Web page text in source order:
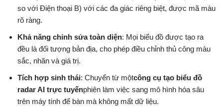
so với Điện thoại B) với các đa giác riêng biệt, được mã màu
rõ ràng.
Khả năng chỉnh sửa toàn diện: Mọi biểu đồ được tạo ra
đều là đối tượng bản địa, cho phép điều chỉnh thủ công màu
sắc, nhãn và giá trị.
Tích hợp sinh thái: Chuyển từ mộtcông cụ tạo biểu đồ
radar AI trực tuyếnphiên làm việc sang mô hình hóa sâu
trên máy tính để bàn mà không mất dữ liệu.